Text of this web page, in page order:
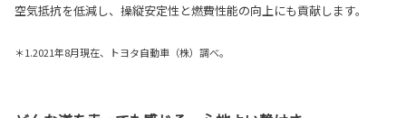
空気抵抗を低減し、操縦安定性と燃費性能の向上にも貢献します。
＊1.2021年8月現在、トヨタ自動車（株）調べ。